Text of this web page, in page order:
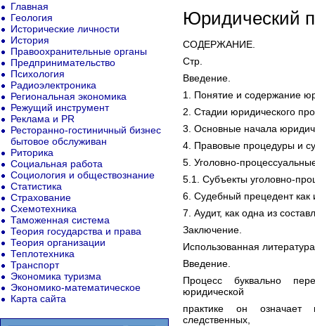
Юридический
СОДЕРЖАНИЕ.
Стр.
Введение.
1. Понятие и содержание
2. Стадии юридического
3. Основные начала
4. Правовые процедуры и
5. Уголовно-
5.1. Субъекты уголовно-
6. Судебный прецедент как
7. Аудит, как одна из
Заключение.
Использованная
Введение.
Процесс буквально
юридической
практике он означает
следственных,
Главная
Геология
Исторические личности
История
Правоохранительные органы
Предпринимательство
Психология
Радиоэлектроника
Региональная экономика
Режущий инструмент
Реклама и PR
Ресторанно-гостиничный бизнес
бытовое обслуживан
Риторика
Социальная работа
Социология и обществознание
Статистика
Страхование
Схемотехника
Таможенная система
Теория государства и права
Теория организации
Теплотехника
Транспорт
Экономика туризма
Экономико-математическое
Карта сайта